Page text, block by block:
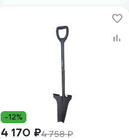
-12%
4 170 ₽4 758 ₽